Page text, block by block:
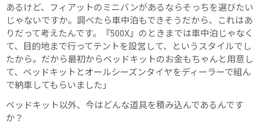
あるけど、フィアットのミニバンがあるならそっちを選びたい
じゃないですか。調べたら車中泊もできそうだから、これはあ
りだって考えたんです。『500X』のときまでは車中泊じゃなく
て、目的地まで行ってテントを設営して、というスタイルでし
たから。だから最初からベッドキットのお金もちゃんと用意し
て、ベッドキットとオールシーズンタイヤをディーラーで組ん
で納車してもらいました」
ベッドキット以外、今はどんな道具を積み込んであるんです
か？